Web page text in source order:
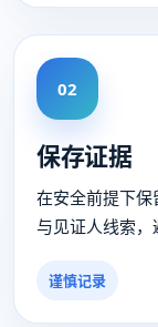
02
保存证据
在安全前提下
与见证人线索，
谨慎记录